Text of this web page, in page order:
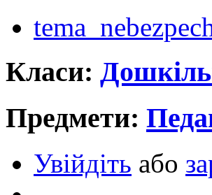
Класи:
Предмети:
Увійдіть або